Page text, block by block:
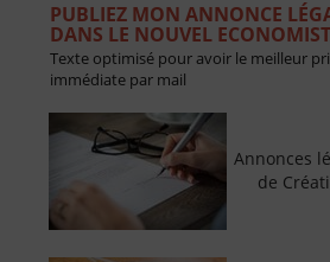
PUBLIEZ MON ANNONCE
DANS LE NOUVEL
Texte optimisé pour avoir le meilleur
immédiate par mail
Annonces
de